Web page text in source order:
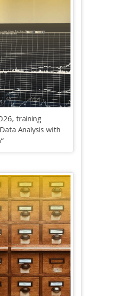
training
Analysis with